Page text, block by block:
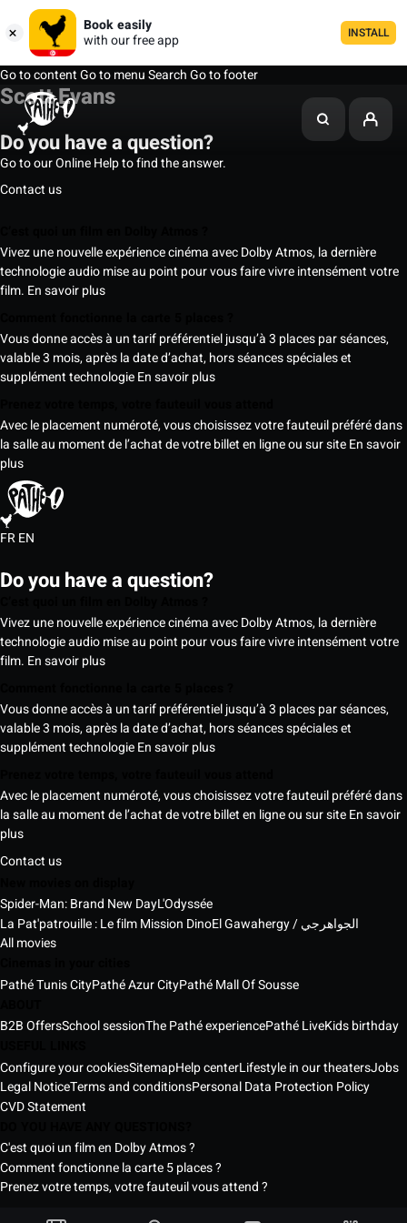
Book easily
with our free app
INSTALL
Go to contentGo to menuSearchGo to footer
Scott Evans
Do you have a question?
Go to our Online Help to find the answer.
Contact us
Vivez une nouvelle expérience cinéma avec Dolby Atmos, la dernière
technologie audio mise au point pour vous faire vivre intensément votre
film. En savoir plus
Vous donne accès à un tarif préférentiel jusqu’à 3 places par séances,
valable 3 mois, après la date d’achat, hors séances spéciales et
supplément technologieEn savoir plus
Avec le placement numéroté, vous choisissez votre fauteuil préféré dans
la salle au moment de l’achat de votre billet en ligne ou sur siteEn savoir
plus
FREN
Do you have a question?
Vivez une nouvelle expérience cinéma avec Dolby Atmos, la dernière
technologie audio mise au point pour vous faire vivre intensément votre
film. En savoir plus
Vous donne accès à un tarif préférentiel jusqu’à 3 places par séances,
valable 3 mois, après la date d’achat, hors séances spéciales et
supplément technologieEn savoir plus
Avec le placement numéroté, vous choisissez votre fauteuil préféré dans
la salle au moment de l’achat de votre billet en ligne ou sur siteEn savoir
plus
Contact us
Spider-Man: Brand New DayL'Odyssée
La Pat'patrouille : Le film Mission Dino
El Gawahergy / الجواهرجي
All movies
Pathé Tunis CityPathé Azur CityPathé Mall Of Sousse
B2B OffersSchool sessionThe Pathé experiencePathé LiveKids birthday
Configure your cookiesSitemapHelp centerLifestyle in our theatersJobs
Legal NoticeTerms and conditionsPersonal Data Protection Policy
CVD Statement
C'est quoi un film en Dolby Atmos ?
Comment fonctionne la carte 5 places ?
Prenez votre temps, votre fauteuil vous attend ?